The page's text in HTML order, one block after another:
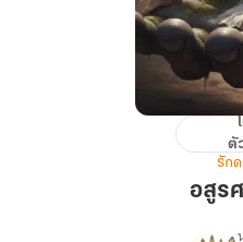
ศาสตร์
ตั
รักด
อสูร